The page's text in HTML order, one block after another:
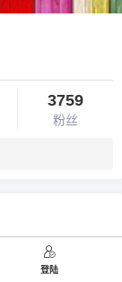
3759
粉丝
登陆